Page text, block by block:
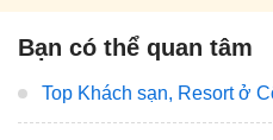
Bạn có thể quan tâm
Top Khách sạn, Resort ở